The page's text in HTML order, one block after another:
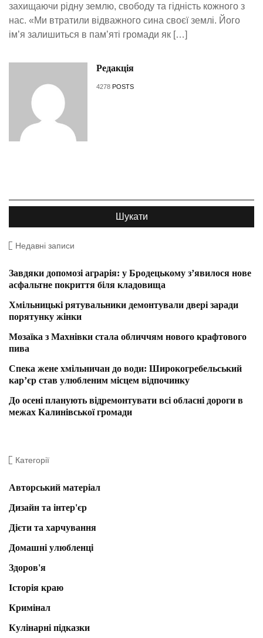
захищаючи рідну землю, свободу та гідність кожного з
нас. «Ми втратили відважного сина своєї землі. Його
ім’я залишиться в пам’яті громади як […]
Редакція
4278 POSTS
Недавні записи
Завдяки допомозі аграрія: у Бродецькому з’явилося нове
асфальтне покриття біля кладовища
Хмільницькі рятувальники демонтували двері заради
порятунку жінки
Мозаїка з Махнівки стала обличчям нового крафтового
пива
Спека жене хмільничан до води: Широкогребельський
кар’єр став улюбленим місцем відпочинку
До осені планують відремонтувати всі обласні дороги в
межах Калинівської громади
Категорії
Авторський матеріал
Дизайн та інтер'єр
Дієти та харчування
Домашні улюбленці
Здоров'я
Історія краю
Кримінал
Кулінарні підказки